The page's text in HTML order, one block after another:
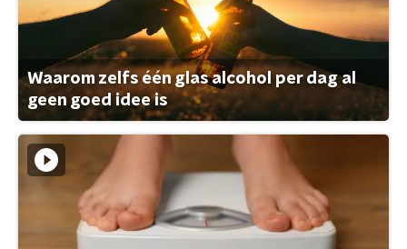
Waarom zelfs één glas alcohol per dag al
geen goed idee is